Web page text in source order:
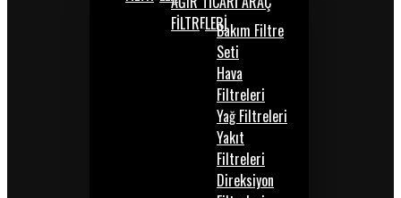
FİLTRELERİBakım Filtre
Seti
Hava
Filtreleri
Yağ Filtreleri
Yakıt
Filtreleri
Direksiyon